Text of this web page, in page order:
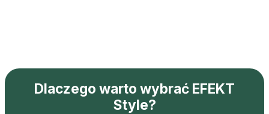
Dlaczego warto wybrać EFEKT
Style?